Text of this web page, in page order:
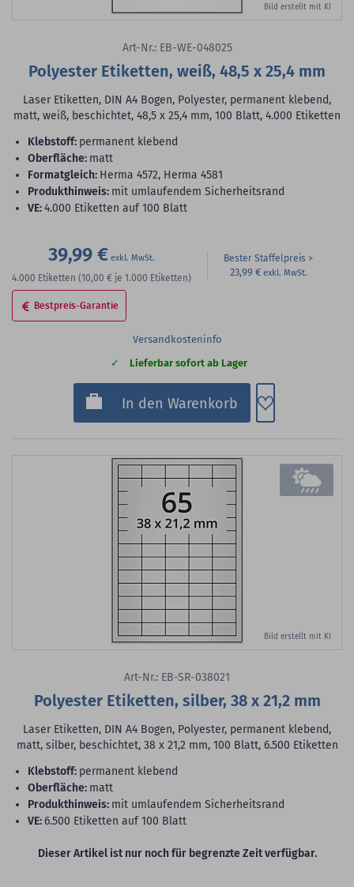
Bild erstellt mit KI
Art-Nr.: EB-WE-048025
Polyester Etiketten, weiß, 48,5 x 25,4 mm
Laser Etiketten, DIN A4 Bogen, Polyester, permanent klebend,
matt, weiß, beschichtet, 48,5 x 25,4 mm, 100 Blatt, 4.000 Etiketten
Klebstoff: permanent klebend
Oberfläche: matt
Formatgleich: Herma 4572, Herma 4581
Produkthinweis: mit umlaufendem Sicherheitsrand
VE:4.000 Etiketten auf 100 Blatt
39,99 €
4.000 Etiketten (10,00 € je 1.000 Etiketten)
Bester Staffelpreis
23,99 €
Bestpreis-Garantie
Versandkosteninfo
Lieferbar sofort ab Lager
In den Warenkorb Zum
Bild erstellt mit KI
Art-Nr.: EB-SR-038021
Polyester Etiketten, silber, 38 x 21,2 mm
Laser Etiketten, DIN A4 Bogen, Polyester, permanent klebend,
matt, silber, beschichtet, 38 x 21,2 mm, 100 Blatt, 6.500 Etiketten
Klebstoff: permanent klebend
Oberfläche: matt
Produkthinweis: mit umlaufendem Sicherheitsrand
VE:6.500 Etiketten auf 100 Blatt
Dieser Artikel ist nur noch für begrenzte Zeit verfügbar.